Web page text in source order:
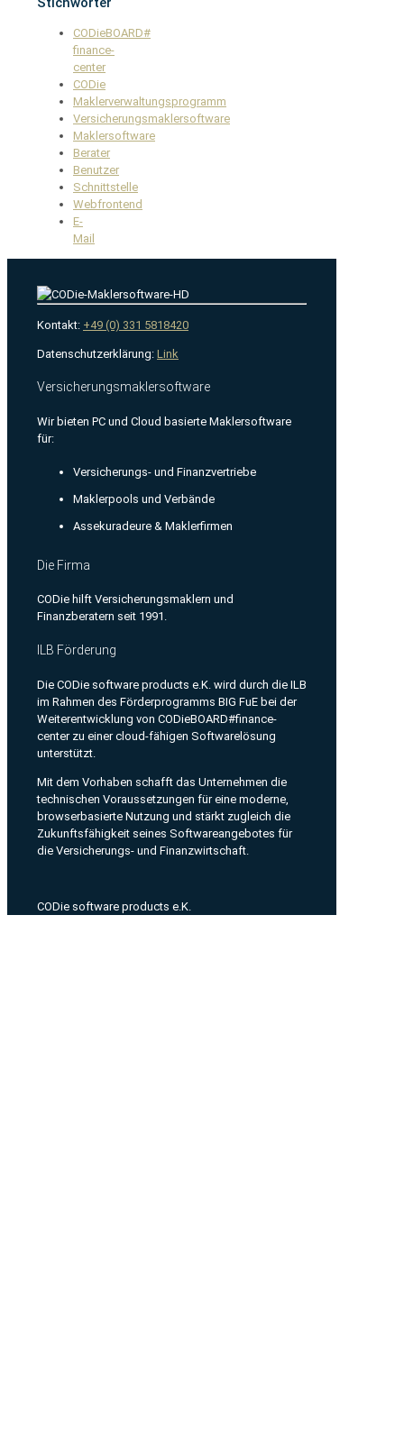
CODieBOARD#
finance-
center
CODie
Maklerverwaltungsprogramm
Versicherungsmaklersoftware
Maklersoftware
Berater
Benutzer
Schnittstelle
Webfrontend
E-
Mail
Kontakt: +49 (0) 331 5818420
Datenschutzerklärung: Link
Versicherungsmaklersoftware
Wir bieten PC und Cloud basierte Maklersoftware
für:
Versicherungs- und Finanzvertriebe
Maklerpools und Verbände
Assekuradeure & Maklerfirmen
Die Firma
CODie hilft Versicherungsmaklern und
Finanzberatern seit 1991.
ILB Förderung
Die CODie software products e.K. wird durch die ILB
im Rahmen des Förderprogramms BIG FuE bei der
Weiterentwicklung von CODieBOARD#finance-
center zu einer cloud-fähigen Softwarelösung
unterstützt.
Mit dem Vorhaben schafft das Unternehmen die
technischen Voraussetzungen für eine moderne,
browserbasierte Nutzung und stärkt zugleich die
Zukunftsfähigkeit seines Softwareangebotes für
die Versicherungs- und Finanzwirtschaft.
CODie software products e.K.